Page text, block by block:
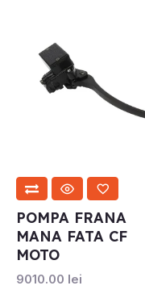
POMPA FRANA
MANA FATA CF
MOTO
9010.00 lei